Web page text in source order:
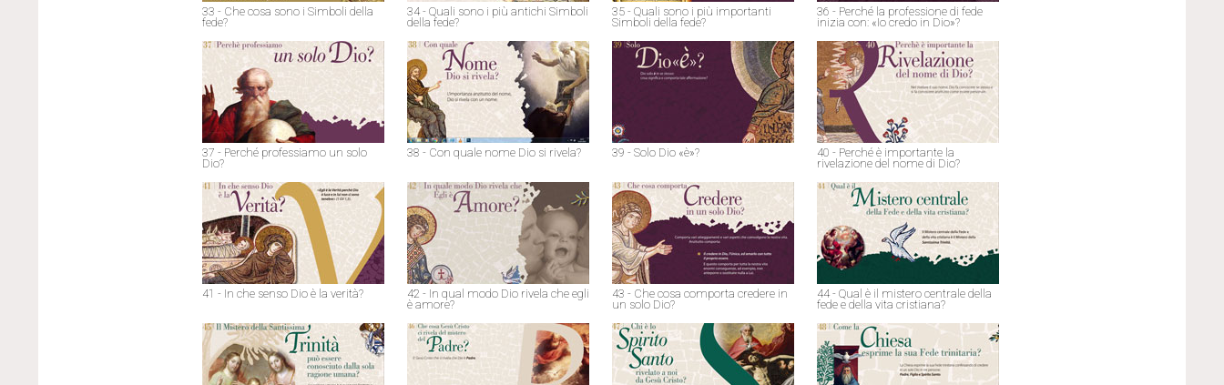
33 - Che cosa sono i Simboli della
fede?
34 - Quali sono i più antichi Simboli
della fede?
35 - Quali sono i più importanti
Simboli della fede?
36 - Perché la professione di fede
inizia con: «Io credo in Dio»?
37 - Perché professiamo un solo
Dio?
38 - Con quale nome Dio si rivela? 39 - Solo Dio «è»?
40 - Perché è importante la
rivelazione del nome di Dio?
41 - In che senso Dio è la verità?
42 - In qual modo Dio rivela che egli
è amore?
43 - Che cosa comporta credere in
un solo Dio?
44 - Qual è il mistero centrale della
fede e della vita cristiana?